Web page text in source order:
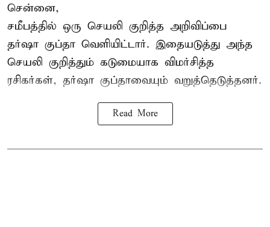
சென்னை,
சமீபத்தில் ஒரு செயலி குறித்த அறிவிப்பை
தர்ஷா குப்தா வெளியிட்டார். இதையடுத்து அந்த
செயலி குறித்தும் கடுமையாக விமர்சித்த
ரசிகர்கள், தர்ஷா குப்தாவையும் வறுத்தெடுத்தனர்.
Read More